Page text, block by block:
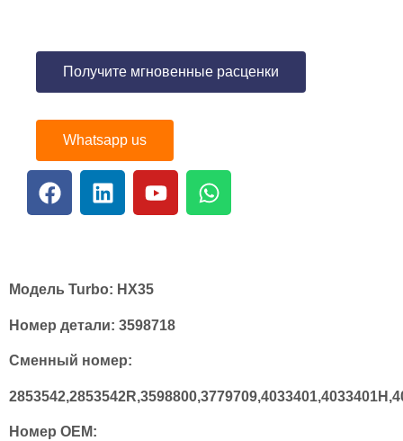
Получите мгновенные расценки
Whatsapp us
Модель Turbo: HX35
Номер детали: 3598718
Сменный номер:
Номер OEM: